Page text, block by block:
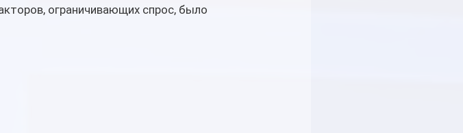
ограничивающих спрос, было